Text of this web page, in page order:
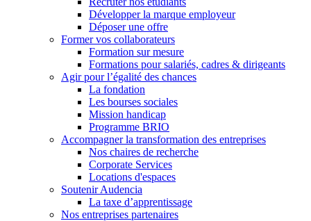
Développer la marque employeur
Déposer une offre
Former vos collaborateurs
Formation sur mesure
Formations pour salariés, cadres & dirigeants
Agir pour l’égalité des chances
La fondation
Les bourses sociales
Mission handicap
Programme BRIO
Accompagner la transformation des entreprises
Nos chaires de recherche
Corporate Services
Locations d'espaces
Soutenir Audencia
La taxe d’apprentissage
Nos entreprises partenaires